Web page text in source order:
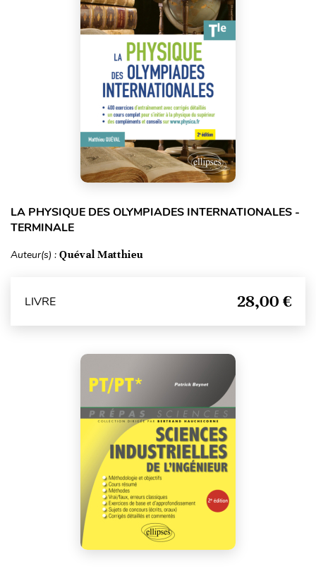
LA PHYSIQUE DES OLYMPIADES INTERNATIONALES -
TERMINALE
Auteur(s) : Quéval Matthieu
LIVRE 28,00 €